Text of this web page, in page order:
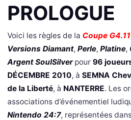
PROLOGUE
Voici les règles de la Coupe G4.11
Versions Diamant, Perle, Platine,
Argent SoulSilver pour 96
DÉCEMBRE 2010, à SEMNA
de la Liberté, à NANTERRE. Les
associations d’événementiel
Nintendo 24:7, représentées